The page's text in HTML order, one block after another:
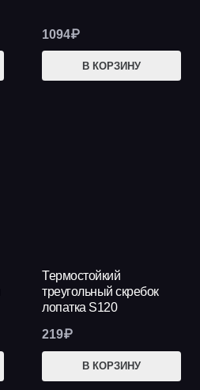
1094₽
В КОРЗИНУ
Термостойкий
треугольный скребок
лопатка S120
219₽
В КОРЗИНУ